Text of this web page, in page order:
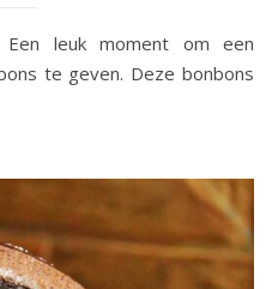
te geven. Deze bonbons